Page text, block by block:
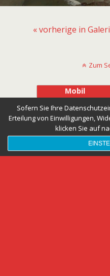
« vorherige in
Zum
Mobil
Sofern Sie Ihre
Erteilung von Einwilligungen,
klicken Sie auf